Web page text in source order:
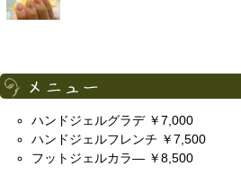
ハンドジェルグラデ ￥7,000
ハンドジェルフレンチ ￥7,500
フットジェルカラ― ￥8,500